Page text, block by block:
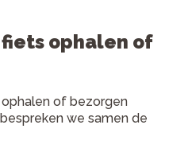
ophalen of
of bezorgen
we samen de